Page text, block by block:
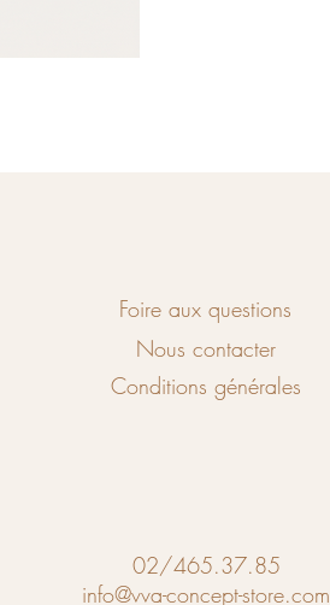
Foire aux questions
Nous contacter
Conditions générales
02/465.37.85
info@vva-concept-store.com